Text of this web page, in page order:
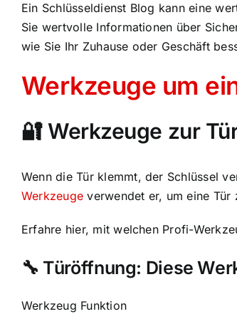
Ein Schlüsseldienst Blog kann eine
Sie wertvolle Informationen über
wie Sie Ihr Zuhause oder Geschäft
Werkzeuge um
🔐 Werkzeuge zur
Wenn die Tür klemmt, der Schlüssel
Werkzeuge verwendet er, um eine
Erfahre hier, mit welchen Profi-
🔧 Türöffnung: Diese
Werkzeug Funktion